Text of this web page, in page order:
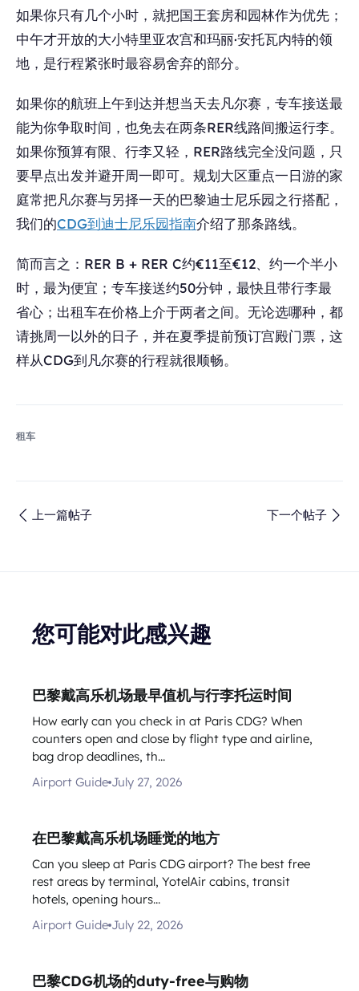
如果你只有几个小时，就把国王套房和园林作为优先；
中午才开放的大小特里亚农宫和玛丽·安托瓦内特的领
地，是行程紧张时最容易舍弃的部分。
如果你的航班上午到达并想当天去凡尔赛，专车接送最
能为你争取时间，也免去在两条RER线路间搬运行李。
如果你预算有限、行李又轻，RER路线完全没问题，只
要早点出发并避开周一即可。规划大区重点一日游的家
庭常把凡尔赛与另择一天的巴黎迪士尼乐园之行搭配，
我们的CDG到迪士尼乐园指南介绍了那条路线。
简而言之：RER B + RER C约€11至€12、约一个半小
时，最为便宜；专车接送约50分钟，最快且带行李最
省心；出租车在价格上介于两者之间。无论选哪种，都
请挑周一以外的日子，并在夏季提前预订宫殿门票，这
样从CDG到凡尔赛的行程就很顺畅。
租车
上一篇帖子 下一个帖子
您可能对此感兴趣
巴黎戴高乐机场最早值机与行李托运时间
How early can you check in at Paris CDG? When
counters open and close by flight type and airline,
bag drop deadlines, th...
Airport Guide July 27, 2026
在巴黎戴高乐机场睡觉的地方
Can you sleep at Paris CDG airport? The best free
rest areas by terminal, YotelAir cabins, transit
hotels, opening hours...
Airport Guide July 22, 2026
巴黎CDG机场的duty-free与购物